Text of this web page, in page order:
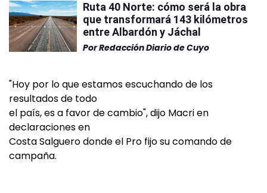
Ruta 40 Norte: cómo será la obra
que transformará 143 kilómetros
entre Albardón y Jáchal
PorRedacción Diario de Cuyo
"Hoy por lo que estamos escuchando de los
resultados de todo
el país, es a favor de cambio", dijo Macri en
declaraciones en
Costa Salguero donde el Pro fijo su comando de
campaña.